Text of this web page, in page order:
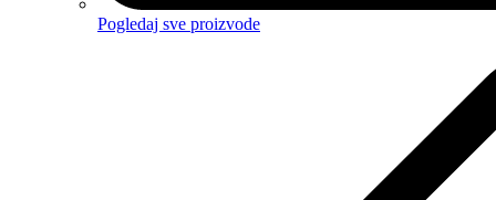
Pogledaj sve proizvode